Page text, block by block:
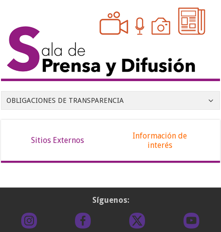
OBLIGACIONES DE TRANSPARENCIA
Sitios Externos
Información de
interés
Síguenos: